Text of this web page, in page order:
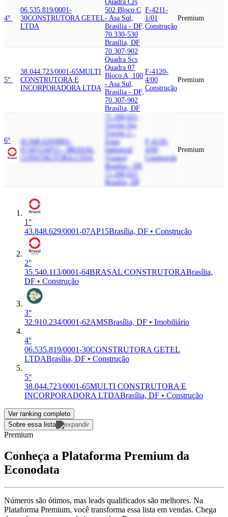
4°
06.535.819/0001-
30CONSTRUTORA GETEL
LTDA
Quadra Crs
502 Bloco C
- Asa Sul,
Brasilia - DF,
70.330-530
Brasília, DF
F-4211-
1/01
Construção
Premium
5°
38.044.723/0001-65MULTI
CONSTRUTORA E
INCORPORADORA LTDA
70.307-902
Quadra Scs
Quadra 07
Bloco A, 100
- Asa Sul,
Brasilia - DF,
70.307-902
Brasília, DF
F-4120-
4/00
Construção
Premium
6°
43.848.629/0001-
AP15AP15 - BRASAL
CONSTRUTORA LTDA
71.200-021
Trecho Sia
Trecho 2 -
Zona
Industrial
(Guara)
Brasilia - DF,
71.200-021
Brasília, DF
F-4120-
4/00
Construção
Premium
1°
43.848.629/0001-07AP15Brasília, DF • Construção
2°
35.540.113/0001-64BRASAL CONSTRUTORABrasília,
DF • Construção
3°
32.910.234/0001-62AMSBrasília, DF • Imobiliário
4°
06.535.819/0001-30CONSTRUTORA GETEL
LTDABrasília, DF • Construção
5°
38.044.723/0001-65MULTI CONSTRUTORA E
INCORPORADORA LTDABrasília, DF • Construção
Ver ranking completo
Sobre essa lista
Premium
Conheça a Plataforma Premium da
Econodata
Números são ótimos, mas leads qualificados são melhores. Na
Plataforma Premium, você transforma essa lista em vendas. Chega